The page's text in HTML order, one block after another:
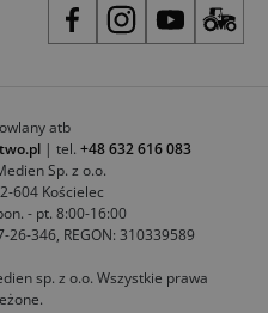
atb
| tel. +48 632 616 083
Sp. z o.o.
604 Kościelec
- pt. 8:00-16:00
26-346, REGON: 310339589
sp. z o.o. Wszystkie prawa